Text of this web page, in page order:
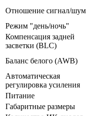
Отношение сигнал/шум
Режим "день/ночь"
Компенсация задней
засветки (BLC)
Баланс белого (AWB)
Автоматическая
регулировка усиления
Питание
Габаритные размеры